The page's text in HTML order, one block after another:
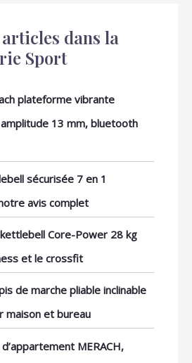
dans la
Sport
plateforme vibrante
13 mm, bluetooth
sécurisée 7 en 1
avis complet
Core-Power 28 kg
et le crossfit
de marche pliable inclinable
maison et bureau
MERACH,